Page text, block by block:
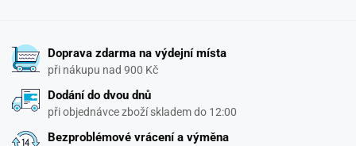
Doprava zdarma na výdejní místa
při nákupu nad 900 Kč
Dodání do dvou dnů
při objednávce zboží skladem do 12:00
Bezproblémové vrácení a výměna